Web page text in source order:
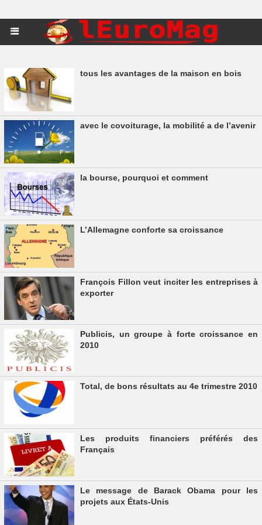
tous les avantages de la maison en bois
avec le covoiturage, la mobilité a de l’avenir
la bourse, pourquoi et comment
L’Allemagne conforte sa croissance
François Fillon veut inciter les entreprises à
exporter
Publicis, un groupe à forte croissance en
2010
Total, de bons résultats au 4e trimestre 2010
Les produits financiers préférés des
Français
Le message de Barack Obama pour les
projets aux États-Unis